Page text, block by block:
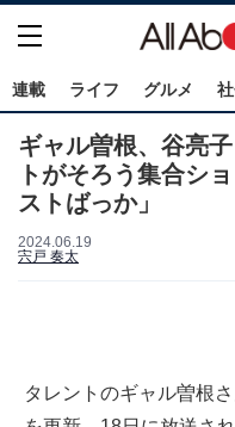
連載 ライフ グルメ
ギャル曽根、谷亮
トがそろう集合シ
ストばっか」
2024.06.19
宍戸 奏太
タレントのギャル曽根